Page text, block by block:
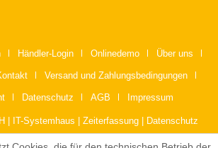
Händler-Login Onlinedemo Über uns
Versand und Zahlungsbedingungen
Datenschutz AGB Impressum
| IT-Systemhaus | Zeiterfassung | Datenschutz